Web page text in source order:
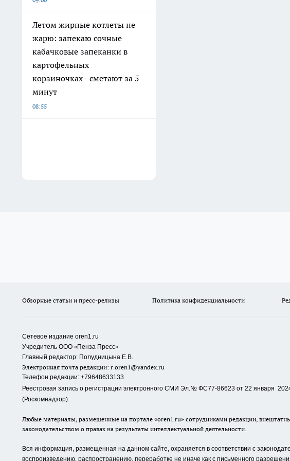
Летом жирные котлеты не
жарю: запекаю сочные
кабачковые запеканки в
картофельных
корзиночках - сметают за 5
минут
08:55
Обзорные статьи и пресс-релизы Политика конфиденциальности
Сетевое издание oren1.ru
Учредитель ООО «Пенза Пресс»
Главный редактор: Полудницына Е.В.
Электронная почта редакции: r.oren1@yandex.ru
Телефон редакции: +79648633133
Реестровая запись о регистрации электронного СМИ Эл.№ ФС77-86623 от 22 января
(Роскомнадзор).
Любые материалы, размещенные на портале «oren1.ru» сотрудниками редакции,
законодательством о правах на результаты интеллектуальной деятельности.
Вся информация, размещенная на данном сайте, охраняется в соответствии с
воспроизведению, распространению, переработке не иначе как с письменного